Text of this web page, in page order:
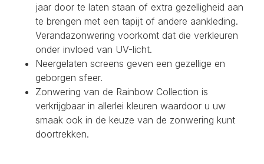
jaar door te laten staan of extra gezelligheid aan
te brengen met een tapijt of andere aankleding.
Verandazonwering voorkomt dat die verkleuren
onder invloed van UV-licht.
Neergelaten screens geven een gezellige en
geborgen sfeer.
Zonwering van de Rainbow Collection is
verkrijgbaar in allerlei kleuren waardoor u uw
smaak ook in de keuze van de zonwering kunt
doortrekken.